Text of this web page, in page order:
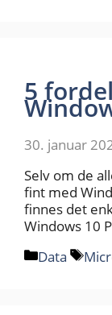
5
30. januar
Selv om de
fint med
finnes det
Windows 10
Kategorier
Data